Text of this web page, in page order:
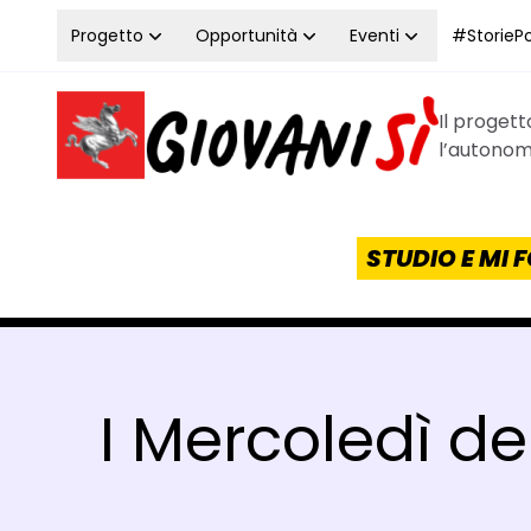
Vai al contenuto
Progetto Opportunità Eventi
Homepage Giovanisì - Progetto della Regione
Il
STUDIO E MI
I Mercoledì